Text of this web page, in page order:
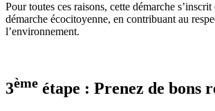
Pour toutes ces raisons, cette démarche
démarche écocitoyenne, en contribuant au
l’environnement.
3ème étape : Prenez de bons